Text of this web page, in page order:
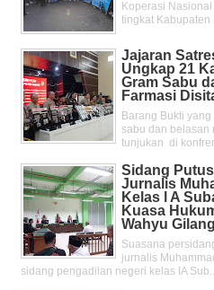
Koperasi
tingkat Kabupaten
Jajaran
Ungkap 21
Gram Sabu
Farmasi
Barang Bukti
sabu dan belasan
tunjukan di
Sidang
Jurnalis
Kelas l A
Kuasa
Wahyu
Suasana
jurnalis
sidang pengadilan negeri kelas IA Sub...